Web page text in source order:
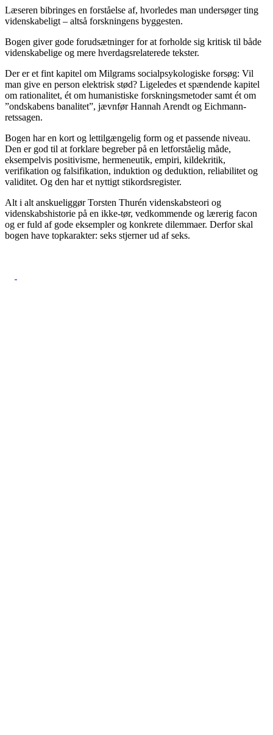
Læseren bibringes en forståelse af, hvorledes man undersøger ting
videnskabeligt – altså forskningens byggesten.
Bogen giver gode forudsætninger for at forholde sig kritisk til både
videnskabelige og mere hverdagsrelaterede tekster.
Der er et fint kapitel om Milgrams socialpsykologiske forsøg: Vil
man give en person elektrisk stød? Ligeledes et spændende kapitel
om rationalitet, ét om humanistiske forskningsmetoder samt ét om
”ondskabens banalitet”, jævnfør Hannah Arendt og Eichmann-
retssagen.
Bogen har en kort og lettilgængelig form og et passende niveau.
Den er god til at forklare begreber på en letforståelig måde,
eksempelvis positivisme, hermeneutik, empiri, kildekritik,
verifikation og falsifikation, induktion og deduktion, reliabilitet og
validitet. Og den har et nyttigt stikordsregister.
Alt i alt anskueliggør Torsten Thurén videnskabsteori og
videnskabshistorie på en ikke-tør, vedkommende og lærerig facon
og er fuld af gode eksempler og konkrete dilemmaer. Derfor skal
bogen have topkarakter: seks stjerner ud af seks.